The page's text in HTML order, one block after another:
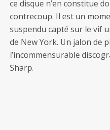
ce disque n’en constitue
contrecoup. Il est un
suspendu capté sur le vif
de New York. Un jalon de
l’incommensurable
Sharp.